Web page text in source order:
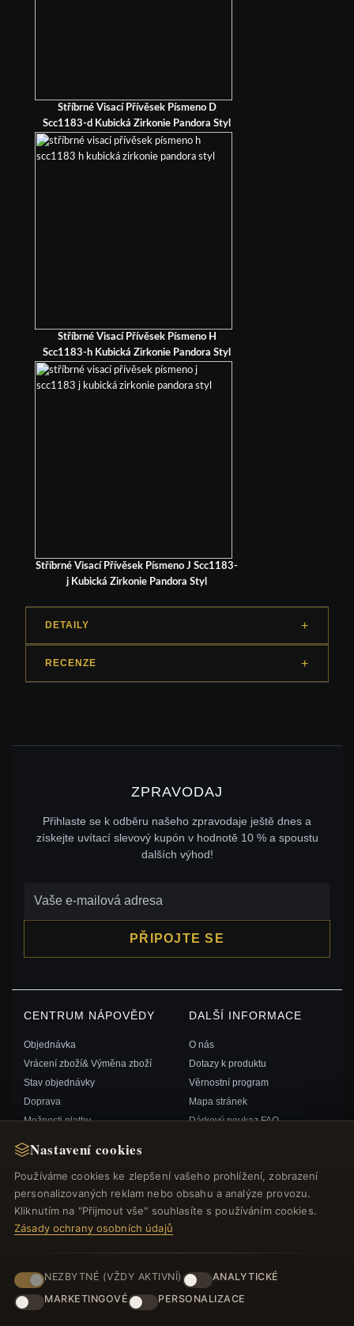
Nastavení cookies
Používáme cookies ke zlepšení vašeho prohlížení, zobrazení
personalizovaných reklam nebo obsahu a analýze provozu.
Kliknutím na "Přijmout vše" souhlasíte s používáním cookies.
Zásady ochrany osobních údajů
NEZBYTNÉ (VŽDY AKTIVNÍ)
ANALYTICKÉ
MARKETINGOVÉ
PERSONALIZACE
Stříbrné Visací Přívěsek Písmeno D
Scc1183-d Kubická Zirkonie Pandora Styl
Stříbrné Visací Přívěsek Písmeno H
Scc1183-h Kubická Zirkonie Pandora Styl
Stříbrné Visací Přívěsek Písmeno J Scc1183-
j Kubická Zirkonie Pandora Styl
DETAILY
RECENZE
ZPRAVODAJ
Přihlaste se k odběru našeho zpravodaje ještě dnes a
získejte uvítací slevový kupón v hodnotě 10 % a spoustu
dalších výhod!
PŘIPOJTE SE
CENTRUM NÁPOVĚDY
Objednávka
Vrácení zboží& Výměna zboží
Stav objednávky
Doprava
Možnosti platby
Kontaktujte nás
DALŠÍ INFORMACE
O nás
Dotazy k produktu
Věrnostní program
Mapa stránek
Dárkový poukaz FAQ
RYCHLÉ ODKAZY
Nové produkty
Speciální nabídky
Blog
Recenze
Přihlásit se
SLEDUJTE NÁS